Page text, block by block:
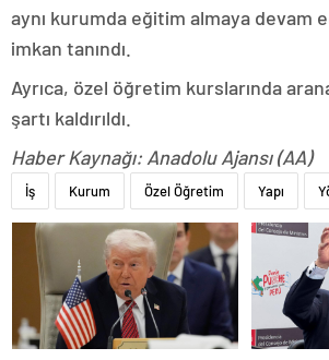
aynı kurumda eğitim almaya devam
imkan tanındı.
Ayrıca, özel öğretim kurslarında
şartı kaldırıldı.
Haber Kaynağı: Anadolu Ajansı (AA)
İş Kurum Özel Öğretim Yapı